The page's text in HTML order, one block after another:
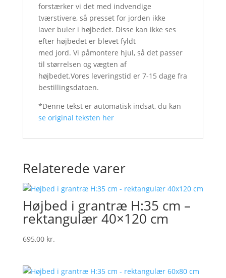
forstærker vi det med indvendige
tværstivere, så presset for jorden ikke
laver buler i højbedet. Disse kan ikke ses
efter højbedet er blevet fyldt
med jord. Vi påmontere hjul, så det passer
til størrelsen og vægten af
højbedet.Vores leveringstid er 7-15 dage fra
bestillingsdatoen.
*Denne tekst er automatisk indsat, du kan
se original teksten her
Relaterede varer
Højbed i grantræ H:35 cm –
rektangulær 40×120 cm
695,00 kr.